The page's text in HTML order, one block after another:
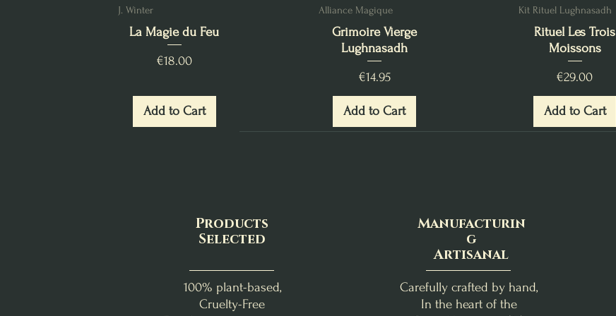
J. Winter
La Magie du Feu
Price
€18.00
Add to Cart
Alliance Magique
Grimoire Vierge
Lughnasadh
Price
€14.95
Add to Cart
Kit Rituel Lughnasadh
Rituel Les Trois
Moissons
Price
€29.00
Add to Cart
Products
Selected
100% plant-based,
Cruelty-Free
Manufacturin
g
Artisanal
Carefully crafted by hand,
In the heart of the